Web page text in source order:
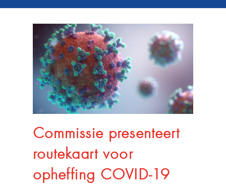
Commissie presenteert
routekaart voor
opheffing COVID-19